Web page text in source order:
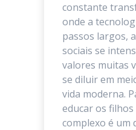
constante
onde a
passos largos,
sociais se
valores muitas
se diluir em
vida moderna.
educar os
complexo é um